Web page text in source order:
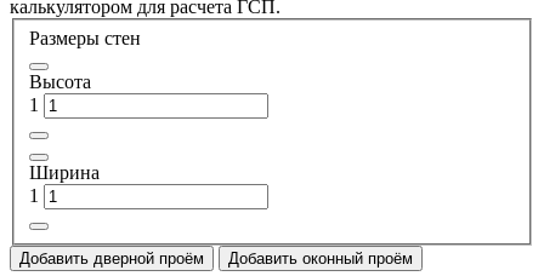
калькулятором для расчета ГСП.
Размеры стен
Высота
1
Ширина
1
Добавить дверной проём Добавить оконный проём